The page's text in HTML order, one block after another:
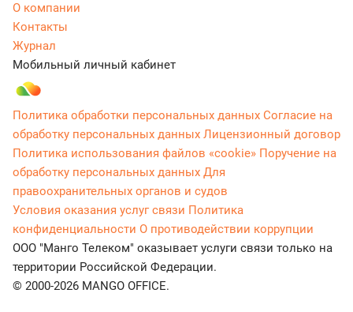
О компании
Контакты
Журнал
Мобильный личный кабинет
Политика обработки персональных данных Согласие на
обработку персональных данных Лицензионный договор
Политика использования файлов «cookie» Поручение на
обработку персональных данных Для
правоохранительных органов и судов
Условия оказания услуг связи Политика
конфиденциальности О противодействии коррупции
ООО "Манго Телеком" оказывает услуги связи только на
территории Российской Федерации.
© 2000-2026 MANGO OFFICE.